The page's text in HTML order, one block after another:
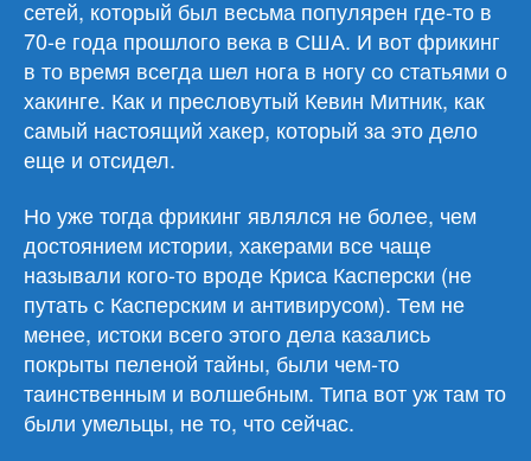
сетей, который был весьма популярен где-то в
70-е года прошлого века в США. И вот фрикинг
в то время всегда шел нога в ногу со статьями о
хакинге. Как и пресловутый Кевин Митник, как
самый настоящий хакер, который за это дело
еще и отсидел.
Но уже тогда фрикинг являлся не более, чем
достоянием истории, хакерами все чаще
называли кого-то вроде Криса Касперски (не
путать с Касперским и антивирусом). Тем не
менее, истоки всего этого дела казались
покрыты пеленой тайны, были чем-то
таинственным и волшебным. Типа вот уж там то
были умельцы, не то, что сейчас.